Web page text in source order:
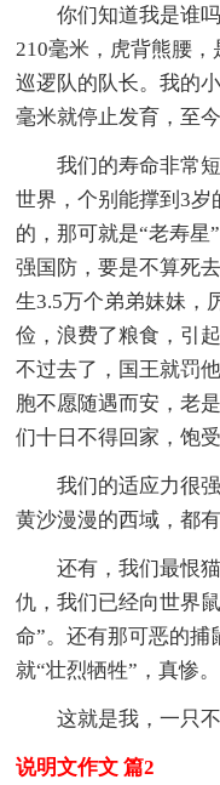
你们知道我是谁
210毫米，虎背熊腰
巡逻队的队长。我的
毫米就停止发育，至
我们的寿命非常
世界，个别能撑到3岁
的，那可就是“老寿星
强国防，要是不算死
生3.5万个弟弟妹妹，
俭，浪费了粮食，引
不过去了，国王就罚
胞不愿随遇而安，老
们十日不得回家，饱受
我们的适应力很
黄沙漫漫的西域，都
还有，我们最恨
仇，我们已经向世界
命”。还有那可恶的捕
就“壮烈牺牲”，真惨。
这就是我，一只
说明文作文 篇2